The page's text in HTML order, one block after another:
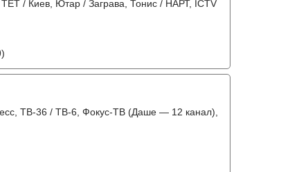
/ Киев, Ютар / Заграва, Тонис / НАРТ, ICTV
ТВ-36 / ТВ-6, Фокус-ТВ (Даше — 12 канал),